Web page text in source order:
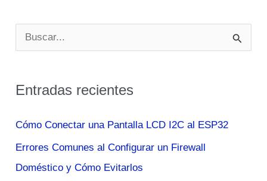
u
c
p
o
Entradas recientes
Cómo Conectar una Pantalla LCD I2C al ESP32
Errores Comunes al Configurar un Firewall
Doméstico y Cómo Evitarlos